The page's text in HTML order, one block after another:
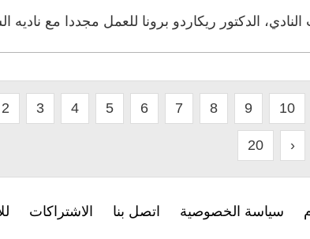
الدكتور ريكاردو برونا للعمل مجددا مع ناديه
2 3 4 5 6 7 8 9 10
20 ›
سياسة الخصوصية اتصل بنا الاشتراكات